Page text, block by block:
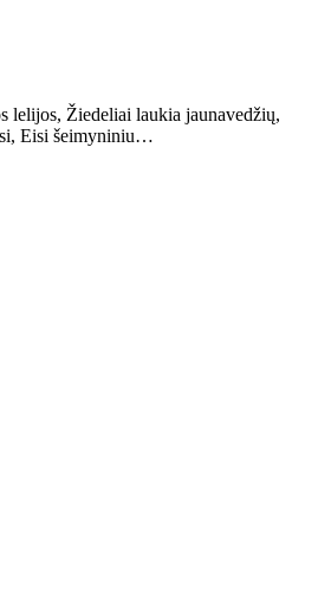
lelijos, Žiedeliai laukia jaunavedžių,
Eisi šeimyniniu…